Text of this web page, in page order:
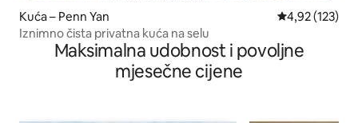
Kuća – Penn Yan Prosječna
4,92 (123)
Iznimno čista privatna kuća na selu
Maksimalna udobnost i povoljne
mjesečne cijene